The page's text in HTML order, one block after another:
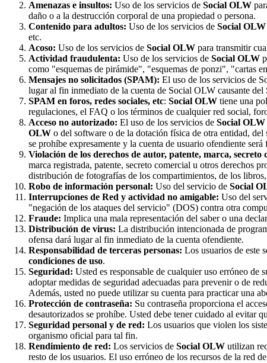
Amenazas e insultos: Uso de los servicios de Social OLW
daño o a la destrucción corporal de una propiedad o persona.
Contenido para adultos: Uso de los servicios de Social OLW
etc.
Acoso: Uso de los servicios de Social OLW para transmitir
Actividad fraudulenta: Uso de los servicios de Social OLW
como "esquemas de pirámide", "esquemas de ponzi", "cartas
Mensajes no solicitados (SPAM): El uso de los servicios de
lugar al fin inmediato de la cuenta de Social OLW causante del
SPAM en foros, redes sociales, etc: Social OLW tiene una
regulaciones, el FAQ o los términos de cualquier red social,
Acceso no autorizado: El uso de los servicios de Social OLW
OLW o del software o de la dotación física de otra entidad,
se prohíbe expresamente y la cuenta de usuario ofendiente
Violación de los derechos de autor, patente, marca, secreto
marca registrada, patente, secreto comercial u otros derechos
distribución de fotografías de los compartimientos, de los
Robo de información personal: Uso del servicio de Social
Interrupciones de Red y actividad no amigable: Uso del
"negación de los ataques del servicio" (DOS) contra otra
Fraude: Implica una mala representación del saber o una
Distribución de virus: La distribución intencionada de
ofensa dará lugar al fin inmediato de la cuenta ofendiente.
Responsabilidad de terceras personas: Los usuarios de este
condiciones de uso.
Seguridad: Usted es responsable de cualquier uso erróneo
adoptar medidas de seguridad adecuadas para prevenir o de
Además, usted no puede utilizar su cuenta para practicar una
Protección de contraseña: Su contraseña proporciona el
desautorizados se prohíbe. Usted debe tener cuidado al evitar
Seguridad personal y de red: Los usuarios que violen los
organismo oficial para tal fin.
Rendimiento de red: Los servicios de Social OLW utilizan
resto de los usuarios. El uso erróneo de los recursos de la red